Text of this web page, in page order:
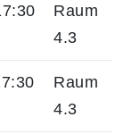
Raum
4.3
Raum
4.3